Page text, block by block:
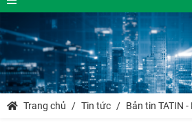
Trang chủ Tin tức Bản tin TATIN -